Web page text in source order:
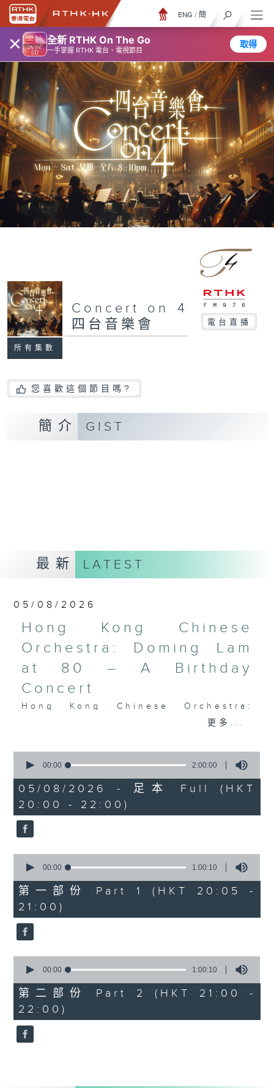
× 全新 RTHK On The Go
一手掌握 RTHK 電台、電視節目
取得
ENG / 簡
所有集數
Concert on 4
四台音樂會
電台直播
您喜歡這個節目嗎?
簡介 GIST
最新 LATEST
05/08/2026
Hong Kong Chinese
Orchestra: Doming Lam
at 80 – A Birthday
Concert
Hong Kong Chinese Orchestra:
Doming Lam at 80 – A Birthday
Nancy Loo (piano)
Hong Kong Chinese Orchestra |
Yan Huichang (conductor)
Doming LAM
Greetings Fanfare (4’)
A Silent Prayer (10’)
Ancient Melodies (Doming LAM
trans.)
Moonlight over the Spring River
(12’)
The Lament of Lady Zhaojun (8’)
Doming LAM
Autumn Execution (20’)
The Insect World (22’)
Presented by the Hong Kong
Chinese Orchestra as part of the
2006 Hong Kong Arts Festival.
Recorded at Hong Kong City Hall
Concert Hall on 26/2/2006.
香港中樂團：林樂培八十大壽誌慶音樂會
更多...
seconds
2
hours,
0
seconds
00:00 2:00:00
05/08/2026 - 足本 Full (HKT
20:00 - 22:00)
seconds
1
hour,
10
seconds
00:00 1:00:10
第一部份 Part 1 (HKT 20:05 -
21:00)
seconds
1
hour,
10
seconds
00:00 1:00:10
第二部份 Part 2 (HKT 21:00 -
22:00)